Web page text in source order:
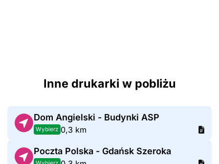
Inne drukarki w pobliżu
Dom Angielski - Budynki ASP
Wybierz 0,3 km
Poczta Polska - Gdańsk Szeroka